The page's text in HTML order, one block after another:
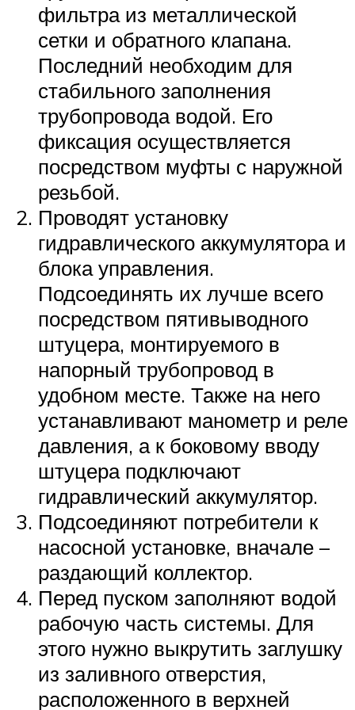
фильтра из металлической
сетки и обратного клапана.
Последний необходим для
стабильного заполнения
трубопровода водой. Его
фиксация осуществляется
посредством муфты с наружной
резьбой.
Проводят установку
гидравлического аккумулятора и
блока управления.
Подсоединять их лучше всего
посредством пятивыводного
штуцера, монтируемого в
напорный трубопровод в
удобном месте. Также на него
устанавливают манометр и реле
давления, а к боковому вводу
штуцера подключают
гидравлический аккумулятор.
Подсоединяют потребители к
насосной установке, вначале –
раздающий коллектор.
Перед пуском заполняют водой
рабочую часть системы. Для
этого нужно выкрутить заглушку
из заливного отверстия,
расположенного в верхней